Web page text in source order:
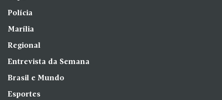
Polícia
Marília
Regional
Entrevista da Semana
Brasil e Mundo
Esportes